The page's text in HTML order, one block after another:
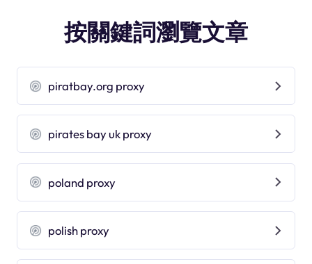
按關鍵詞瀏覽文章
piratbay.org proxy
pirates bay uk proxy
poland proxy
polish proxy